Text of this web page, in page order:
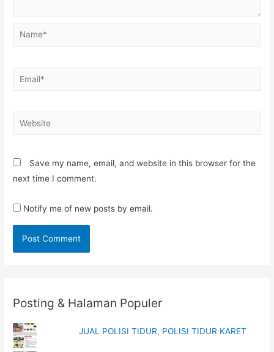
Name*
Email*
Website
Save my name, email, and website in this browser for the
next time I comment.
Notify me of new posts by email.
Posting & Halaman Populer
JUAL POLISI TIDUR, POLISI TIDUR KARET